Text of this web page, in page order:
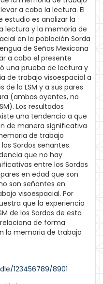
a cabo la lectura. El
estudio es analizar la
lectura y la memoria de
en la población Sorda
de Señas Mexicana
a cabo el presente
una prueba de lectura y
de trabajo visoespacial a
de la LSM y a sus pares
(ambos oyentes, no
Los resultados
una tendencia a que
de manera significativa
de trabajo
Sordos señantes.
que no hay
entre los Sordos
en edad que son
son señantes en
visoespacial. Por
que la experiencia
de los Sordos de esta
de forma
la memoria de trabajo
123456789/8901